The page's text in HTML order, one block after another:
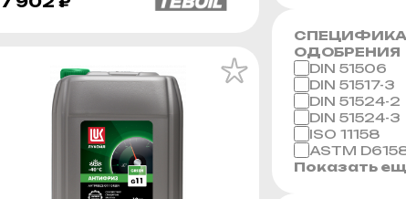
ОДОБРЕНИЯ
DIN 51506
DIN 51517-3
DIN 51524-2
DIN 51524-3
ISO 11158
ASTM
Показать